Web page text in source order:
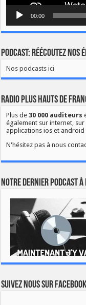
00:00
Podcast: Réécoutez nos
Nos podcasts ici
Radio Plus Hauts de
Plus de30 000 auditeurs
également sur internet,
applications ios et android
N'hésitez pas à nous
Notre dernier podcast à
Suivez nous sur Facebook